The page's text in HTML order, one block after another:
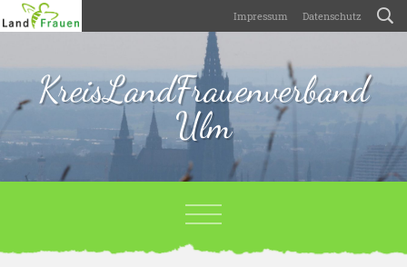
Impressum Datenschutz
KreisLandFrauenverband
Ulm